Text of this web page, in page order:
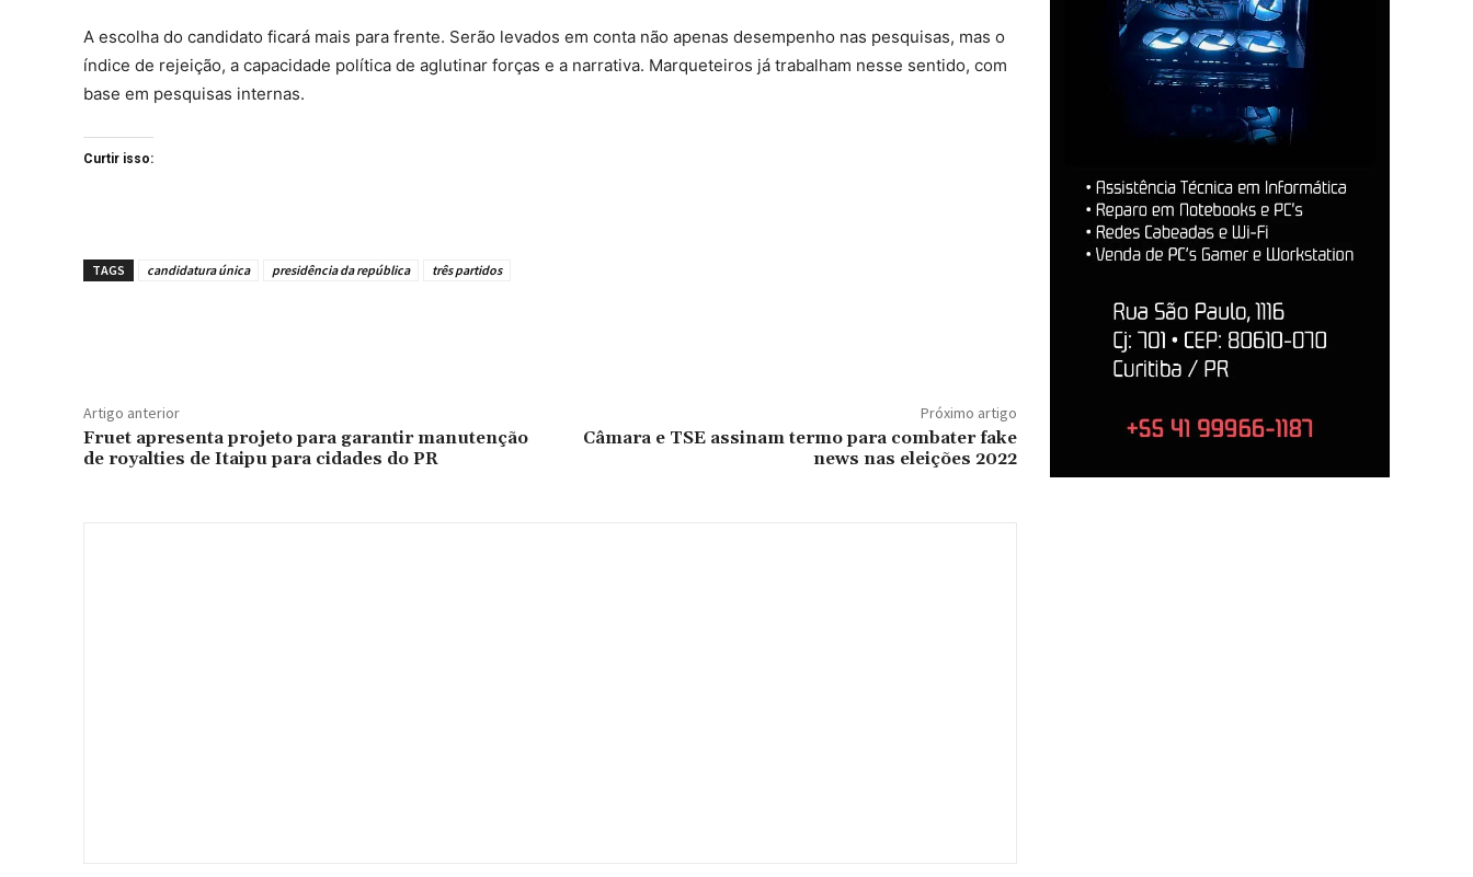
A escolha do candidato ficará mais para frente. Serão levados em conta não apenas desempenho nas pesquisas, mas o
índice de rejeição, a capacidade política de aglutinar forças e a narrativa. Marqueteiros já trabalham nesse sentido, com
base em pesquisas internas.
Curtir isso:
TAGS candidatura única presidência da república três partidos
Artigo anterior
Fruet apresenta projeto para garantir manutenção
de royalties de Itaipu para cidades do PR
Próximo artigo
Câmara e TSE assinam termo para combater fake
news nas eleições 2022